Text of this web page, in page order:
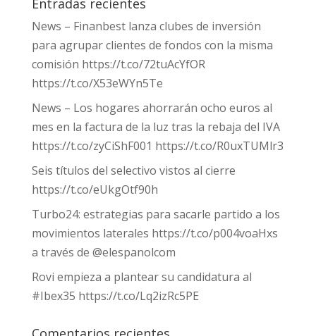
Entradas recientes
News – Finanbest lanza clubes de inversión
para agrupar clientes de fondos con la misma
comisión https://t.co/72tuAcYfOR
https://t.co/X53eWYn5Te
News – Los hogares ahorrarán ocho euros al
mes en la factura de la luz tras la rebaja del IVA
https://t.co/zyCiShF001 https://t.co/R0uxTUMlr3
Seis títulos del selectivo vistos al cierre
https://t.co/eUkgOtf90h
Turbo24: estrategias para sacarle partido a los
movimientos laterales https://t.co/p004voaHxs
a través de @elespanolcom
Rovi empieza a plantear su candidatura al
#Ibex35 https://t.co/Lq2izRc5PE